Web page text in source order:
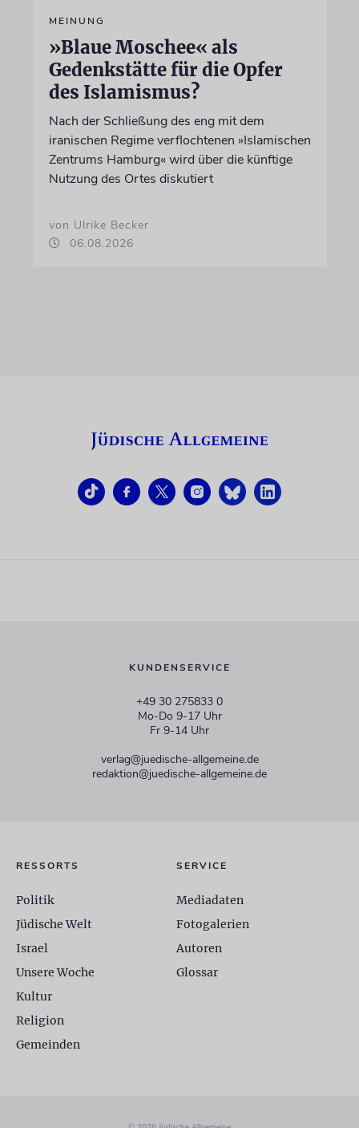
MEINUNG
»Blaue Moschee« als
Gedenkstätte für die Opfer
des Islamismus?
Nach der Schließung des eng mit dem
iranischen Regime verflochtenen »Islamischen
Zentrums Hamburg« wird über die künftige
Nutzung des Ortes diskutiert
von Ulrike Becker
06.08.2026
KUNDENSERVICE
+49 30 275833 0
Mo-Do 9-17 Uhr
Fr 9-14 Uhr
verlag@juedische-allgemeine.de
redaktion@juedische-allgemeine.de
RESSORTS
Politik
Jüdische Welt
Israel
Unsere Woche
Kultur
Religion
Gemeinden
SERVICE
Mediadaten
Fotogalerien
Autoren
Glossar